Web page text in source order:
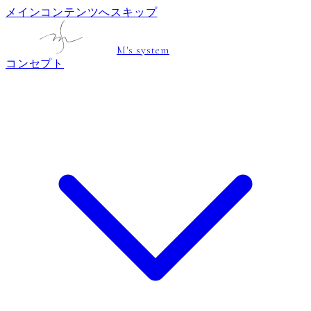
メインコンテンツへスキップ
M's system
コンセプト